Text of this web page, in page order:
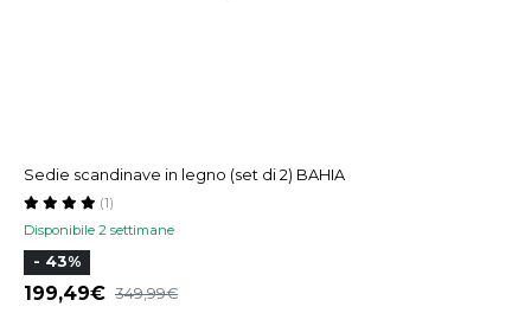
Sedie scandinave in legno (set di 2) BAHIA
Disponibile 2 settimane
(1)
- 43%
199,49 349,99